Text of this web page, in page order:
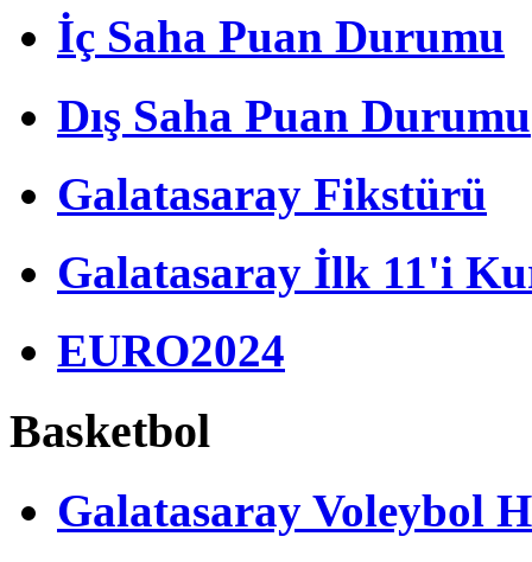
İç Saha Puan Durumu
Dış Saha Puan Durumu
Galatasaray Fikstürü
Galatasaray İlk 11'i
EURO2024
Basketbol
Galatasaray Voleybol